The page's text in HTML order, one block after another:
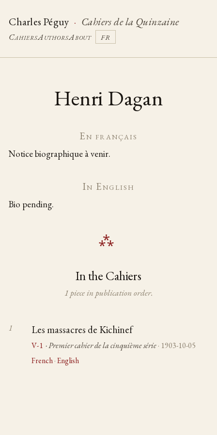
Charles Péguy · Cahiers de la Quinzaine
CahiersAuthorsAbout FR
Henri Dagan
En français
Notice biographique à venir.
In English
Bio pending.
In the Cahiers
1 piece in publication order.
Les massacres de Kichinef
V-1 · Premier cahier de la cinquième série · 1903-10-05
French ·English